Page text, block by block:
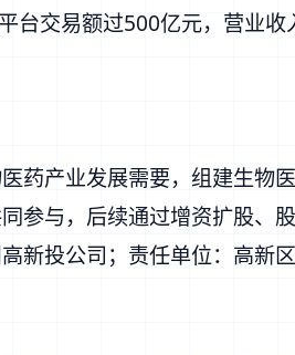
交易额过500亿元，营业收
药产业发展需要，组建生物
参与，后续通过增资扩股、
新投公司；责任单位：高新